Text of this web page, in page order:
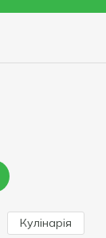
Кулінарія